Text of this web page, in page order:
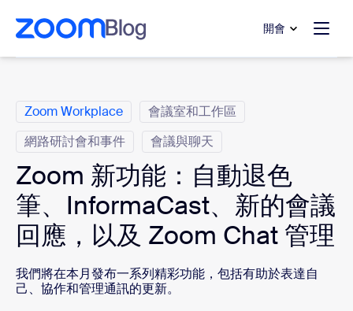
至主要內容
至協助聊天
開會
Zoom Workplace
會議室和工作區
網路研討會和事件
會議與聊天
Zoom 新功能：自動退色
筆、InformaCast、新的會議
回應，以及 Zoom Chat 管理
我們將在本月發布一系列精彩功能，包括有助於表達自
己、協作和管理通訊的更新。